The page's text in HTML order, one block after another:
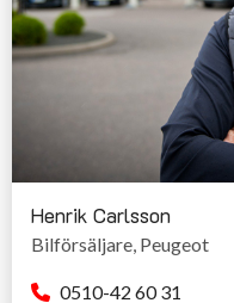
Henrik Carlsson
Bilförsäljare, Peugeot
0510-42 60 31